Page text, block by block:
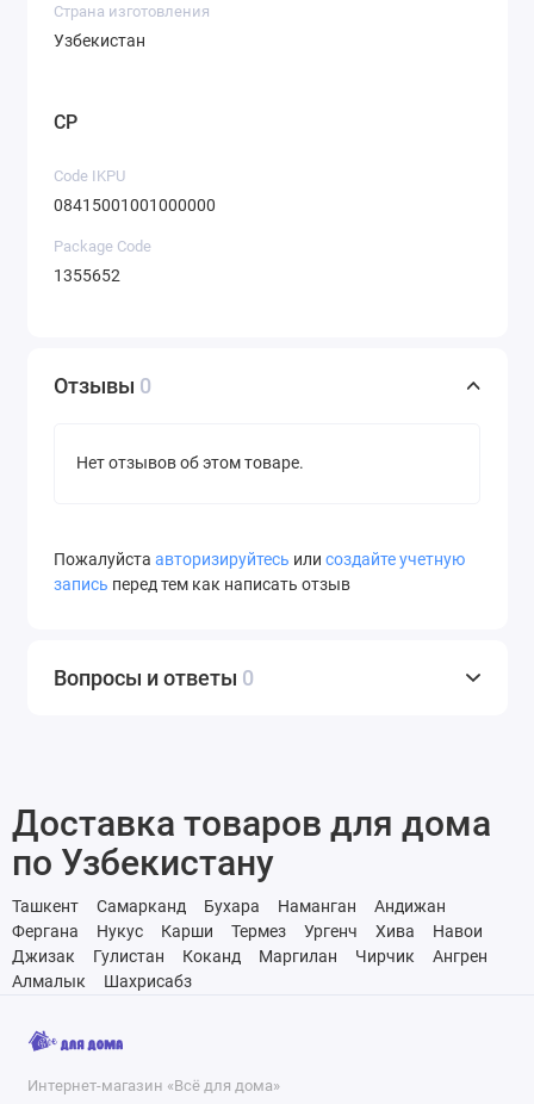
Страна изготовления
Узбекистан
CP
Code IKPU
08415001001000000
Package Code
1355652
Отзывы 0
Нет отзывов об этом товаре.
Пожалуйста авторизируйтесь или создайте учетную
запись перед тем как написать отзыв
Вопросы и ответы 0
Доставка товаров для дома
по Узбекистану
Ташкент Самарканд Бухара Наманган
Андижан
Фергана
Нукус Карши Термез Ургенч Хива
Навои
Джизак
Гулистан Коканд Маргилан Чирчик
Ангрен
Алмалык
Шахрисабз
Интернет-магазин «Всё для дома»